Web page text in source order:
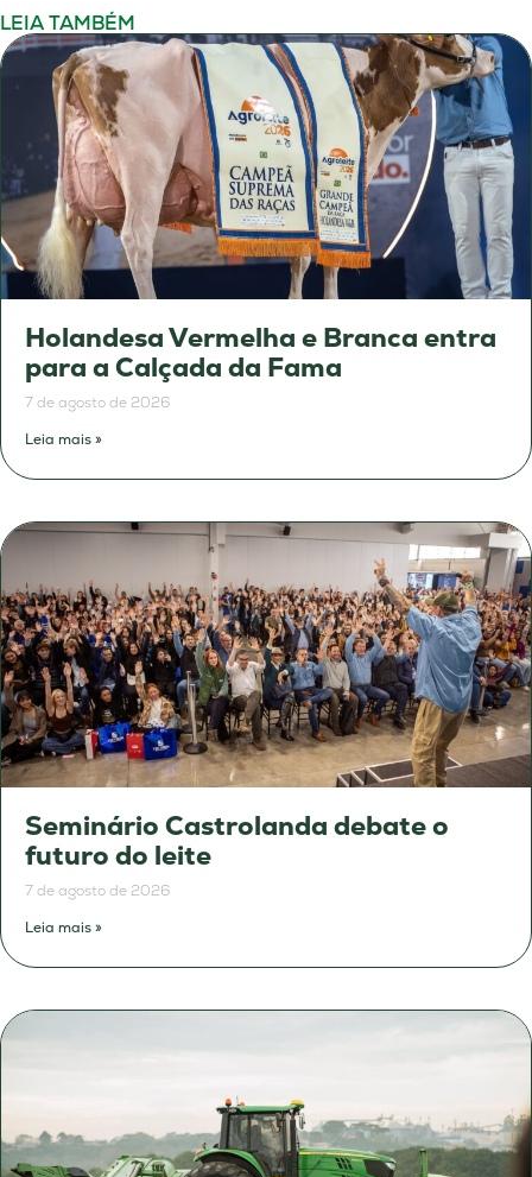
LEIA TAMBÉM
Holandesa Vermelha e Branca entra
para a Calçada da Fama
7 de agosto de 2026
Leia mais »
Seminário Castrolanda debate o
futuro do leite
7 de agosto de 2026
Leia mais »